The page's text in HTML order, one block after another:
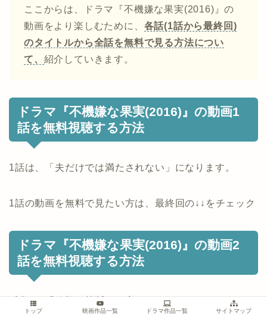
ここからは、ドラマ『不機嫌な果実(2016)』の
動画をより楽しむために、 各話(1話から最終回)
のタイトルから全話を無料で見る方法につい
て、 紹介していきます。
ドラマ『不機嫌な果実(2016)』の動画1
話を無料視聴する方法
1話は、「夫だけでは満たされない」になります。
1話の動画を無料で見たい方は、最終回の↓↓をチェック
ドラマ『不機嫌な果実(2016)』の動画2
話を無料視聴する方法
2話は、「箱根で禁断の一夜」になります。
トップ 映画作品一覧 ドラマ作品一覧 サイトマップ